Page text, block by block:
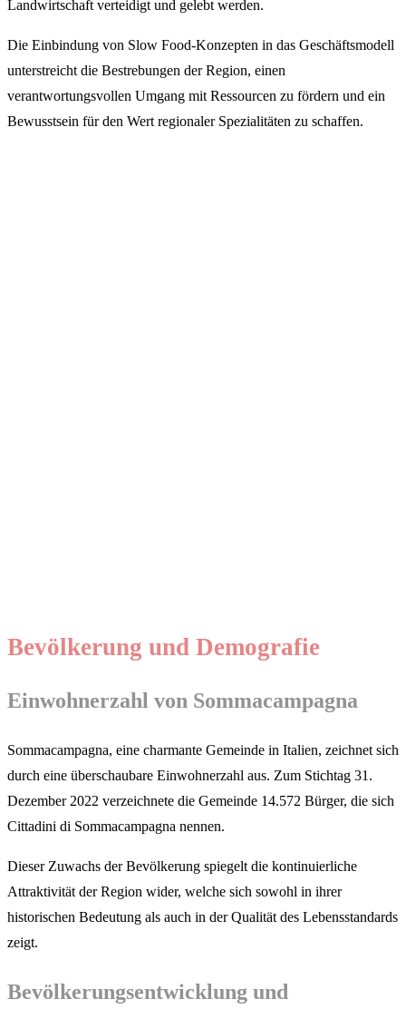
Landwirtschaft verteidigt und gelebt werden.
Die Einbindung von Slow Food-Konzepten in das Geschäftsmodell
unterstreicht die Bestrebungen der Region, einen
verantwortungsvollen Umgang mit Ressourcen zu fördern und ein
Bewusstsein für den Wert regionaler Spezialitäten zu schaffen.
Bevölkerung und Demografie
Einwohnerzahl von Sommacampagna
Sommacampagna, eine charmante Gemeinde in Italien, zeichnet sich
durch eine überschaubare Einwohnerzahl aus. Zum Stichtag 31.
Dezember 2022 verzeichnete die Gemeinde 14.572 Bürger, die sich
Cittadini di Sommacampagna nennen.
Dieser Zuwachs der Bevölkerung spiegelt die kontinuierliche
Attraktivität der Region wider, welche sich sowohl in ihrer
historischen Bedeutung als auch in der Qualität des Lebensstandards
zeigt.
Bevölkerungsentwicklung und